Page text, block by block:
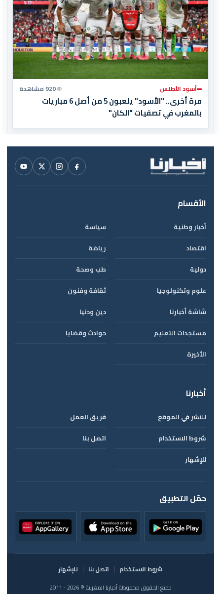
أسود الأطلس 920 مشاهدة
مرة أخرى.. "الأسود" يلعبون 5 من أصل 6 مباريات
بالمغرب في تصفيات "الكان"
الأقسام
أخبار وطنية
سياسة
اقتصاد
رياضة
دولية
طب وصحة
علوم وتكنولوجيا
ثقافة وفنون
شاشة أخبارنا
دين ودنيا
مستجدات التعليم
حوادث وقضايا
الأخيرة
أخبارنا
للنشر في الموقع
فريق العمل
شروط الاستخدام
اتصل بنا
للإشهار
حمّل التطبيق
شروط الاستخدام اتصل بنا
للإشهار
جميع الحقوق محفوظة أخبارنا المغربية © 2026 - 2011